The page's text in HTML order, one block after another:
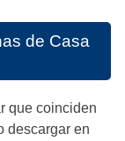
de Casa
que coinciden
descargar en